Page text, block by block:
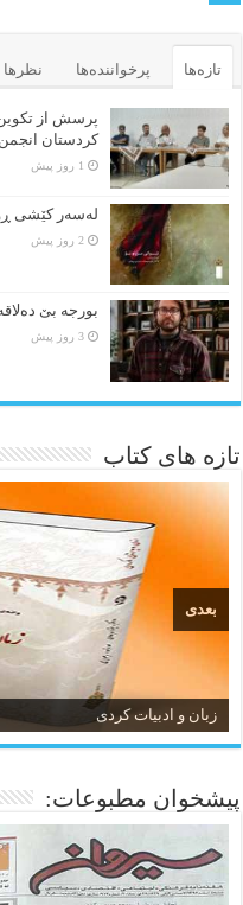
تازه‌ها پرخواننده‌ها نظرها
پرسش از
کردستان
1 روز پیش
لەسەر کێشی
2 روز پیش
بورجە بێ
3 روز پیش
تازه های کتاب
زبان و ادبیات کردی
بعدی
پیشخوان مطبوعات: